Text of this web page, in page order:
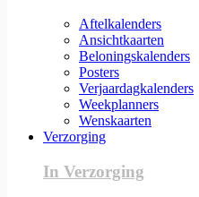
Aftelkalenders
Ansichtkaarten
Beloningskalenders
Posters
Verjaardagkalenders
Weekplanners
Wenskaarten
Verzorging
In Verzorging